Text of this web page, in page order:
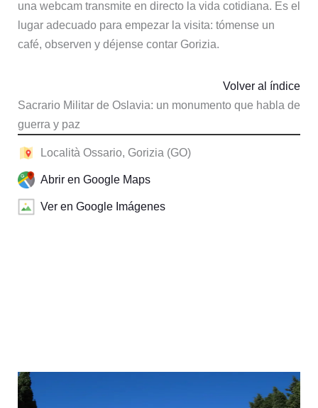
una webcam transmite en directo la vida cotidiana. Es el
lugar adecuado para empezar la visita: tómense un
café, observen y déjense contar Gorizia.
Sacrario Militar de Oslavia: un monumento que habla de
guerra y paz
Volver al índice
Località Ossario, Gorizia (GO)
Abrir en Google Maps
Ver en Google Imágenes